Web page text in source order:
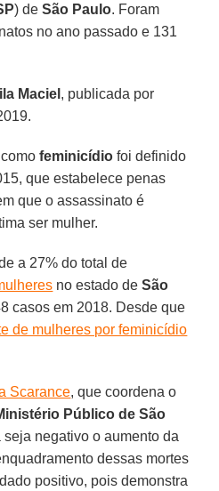
) deSão Paulo. Foram
no ano passado e 131
Maciel , publicada por
comofeminicídio foi definido
que estabelece penas
que o assassinato é
ser mulher.
a 27% do total de
no estado deSão
casos em 2018. Desde que
de mulheres por feminicídio
Scarance, que coordena o
Público de São
seja negativo o aumento da
dessas mortes
positivo, pois demonstra